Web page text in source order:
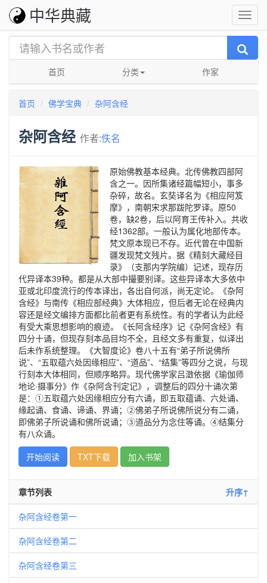
中华典藏
首页 分类 作家
首页 佛学宝典 杂阿含经
杂阿含经 作者:佚名
原始佛教基本经典。北传佛教四部阿
含之一。因所集诸经篇幅短小，事多
杂碎，故名。玄奘译名为《相应阿笈
摩》，南朝宋求那跋陀罗译。原50
卷，缺2卷，后以阿育王传补入。共收
经1362部。一般认为属化地部传本。
梵文原本现已不存。近代曾在中国新
疆发现梵文残片。据《精刻大藏经目
录》（支那内学院编）记述，现存历
代异译本39种。都是从大部中撮要别译。这些异译本大多依中
亚或北印度流行的传本译出，各出自何派，尚无定论。《杂阿
含经》与南传《相应部经典》大体相应，但后者无论在经典内
容还是经文编排方面都比前者更有系统性。有的学者认为此经
有受大乘思想影响的痕迹。《长阿含经序》记《杂阿含经》有
四分十诵，但现存刻本品目均不全，且经文多有重复，似译出
后未作系统整理。《大智度论》卷八十五有“弟子所说佛所
说”、“五取蕴六处因缘相应”、“道品”、“结集”等四分之说，与现
行刻本大体相同，但顺序略异。现代佛学家吕澂依据《瑜伽师
地论·摄事分》作《杂阿含刊定记》，调整后的四分十诵次第
是：①五取蕴六处因缘相应分有六诵，即五取蕴诵、六处诵、
缘起诵、食诵、谛诵、界诵；②佛弟子所说佛所说分有二诵，
即佛弟子所说诵和佛所说诵；③道品分为念住等诵。④结集分
有八众诵。
开始阅读
TXT下载 加入书架
章节列表 升序↑
杂阿含经卷第一
杂阿含经卷第二
杂阿含经卷第三